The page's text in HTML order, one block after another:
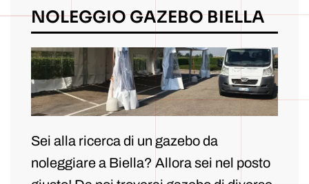
NOLEGGIO GAZEBO BIELLA
Sei alla ricerca di un gazebo da
noleggiare a Biella? Allora sei nel posto